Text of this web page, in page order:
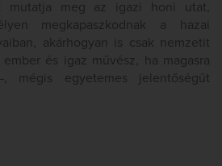
mutatja meg az igazi honi utat,
megkapaszkodnak a hazai
akárhogyan is csak nemzetit
és igaz művész, ha magasra
mégis egyetemes jelentőségűt